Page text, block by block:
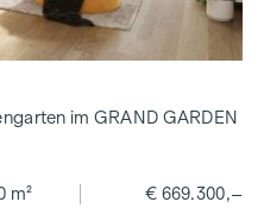
im GRAND GARDEN
m² € 669.300,–